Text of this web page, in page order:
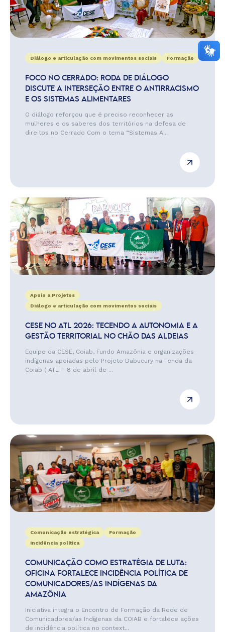
Diálogo e articulação com movimentos sociais Formação
FOCO NO CERRADO: RODA DE DIÁLOGO
DISCUTE A INTERSEÇÃO ENTRE O ANTIRRACISMO
E OS SISTEMAS ALIMENTARES
O diálogo reforçou que é preciso reconhecer as
mulheres e os saberes dos territórios na defesa de
direitos no Cerrado Com o tema “Sistemas A...
Apoio a Projetos
Diálogo e articulação com movimentos sociais
CESE NO ATL 2026: TECENDO A AUTONOMIA E A
GESTÃO TERRITORIAL NO CHÃO DAS ALDEIAS
Equipe da CESE, Coiab, Fundo Amazônia e organizações
indígenas apoiadas pelo Projeto Dabucury na Tenda da
Coiab ( ATL – 8 de abril de ...
Comunicação estratégica
Formação
Incidência política
COMUNICAÇÃO COMO ESTRATÉGIA DE LUTA:
OFICINA FORTALECE INCIDÊNCIA POLÍTICA DE
COMUNICADORES/AS INDÍGENAS DA
AMAZÔNIA
Iniciativa integra o Encontro de Formação da Rede de
Comunicadores/as Indígenas da COIAB e fortalece ações
de incidência política no context...